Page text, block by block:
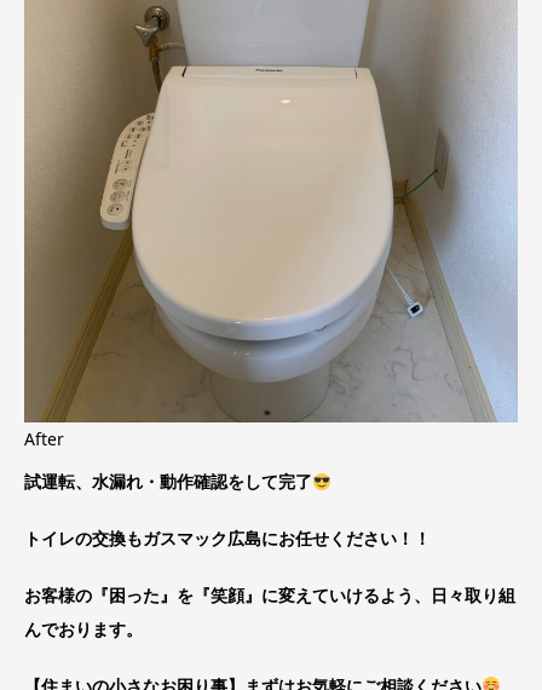
After
試運転、水漏れ・動作確認をして完了
トイレの交換もガスマック広島にお任せください！！
お客様の『困った』を『笑顔』に変えていけるよう、日々取り組
んでおります。